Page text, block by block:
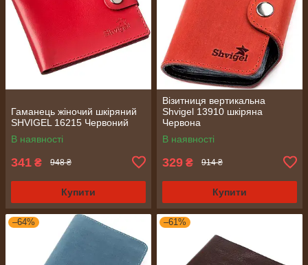
Гаманець жіночий шкіряний
SHVIGEL 16215 Червоний
В наявності
341 ₴ 948 ₴
Купити
Візитниця вертикальна
Shvigel 13910 шкіряна
Червона
В наявності
329 ₴ 914 ₴
Купити
–64% –61%